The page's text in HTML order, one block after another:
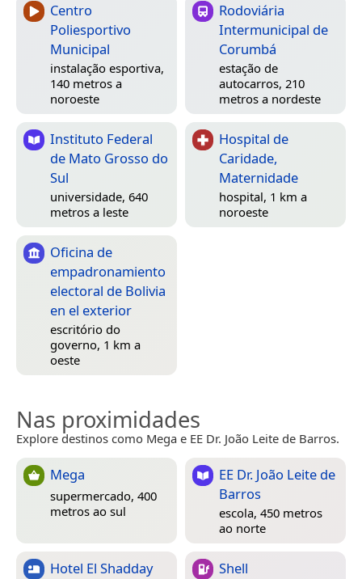
Centro
Poliesportivo
Municipal
instalação esportiva,
140 metros a
noroeste
Rodoviária
Intermunicipal de
Corumbá
estação de
autocarros, 210
metros a nordeste
Instituto Federal
de Mato Grosso do
Sul
universidade, 640
metros a leste
Hospital de
Caridade,
Maternidade
hospital, 1 km a
noroeste
Oficina de
empadronamiento
electoral de Bolivia
en el exterior
escritório do
governo, 1 km a
oeste
Nas proximidades
Explore destinos como Mega e EE Dr. João Leite de Barros.
Mega
supermercado, 400
metros ao sul
EE Dr. João Leite de
Barros
escola, 450 metros
ao norte
Hotel El Shadday Shell